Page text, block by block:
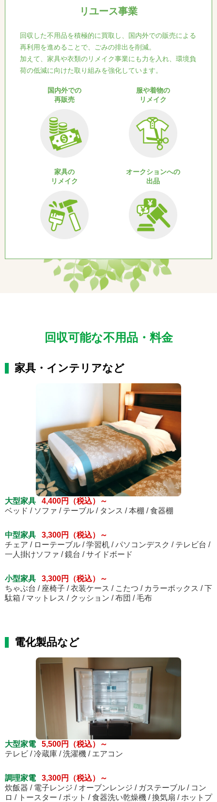
リユース事業
回収した不用品を積極的に買取し、国内外での販売による
再利用を進めることで、ごみの排出を削減。
加えて、家具や衣類のリメイク事業にも力を入れ、環境負
荷の低減に向けた取り組みを強化しています。
国内外での
再販売
服や着物の
リメイク
家具の
リメイク
オークションへの
出品
回収可能な不用品・料金
家具・インテリアなど
大型家具
4,400円（税込）～
ベッド / ソファ / テーブル / タンス / 本棚 / 食器棚
中型家具
3,300円（税込）～
チェア / ローテーブル / 学習机 / パソコンデスク / テレビ台 /
一人掛けソファ / 鏡台 / サイドボード
小型家具
3,300円（税込）～
ちゃぶ台 / 座椅子 / 衣装ケース / こたつ / カラーボックス / 下
駄箱 / マットレス / クッション / 布団 / 毛布
電化製品など
大型家電
5,500円（税込）～
テレビ / 冷蔵庫 / 洗濯機 / エアコン
調理家電
3,300円（税込）～
炊飯器 / 電子レンジ / オーブンレンジ / ガステーブル / コン
ロ / トースター / ポット / 食器洗い乾燥機 / 換気扇 / ホットプ